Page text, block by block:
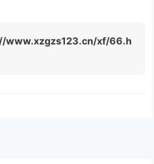
www.xzgzs123.cn/xf/66.h